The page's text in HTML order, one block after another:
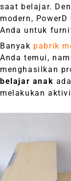
saat belajar.
modern,
Anda untuk
Banyak pabrik
Anda temui,
menghasilkan
belajar anak
melakukan